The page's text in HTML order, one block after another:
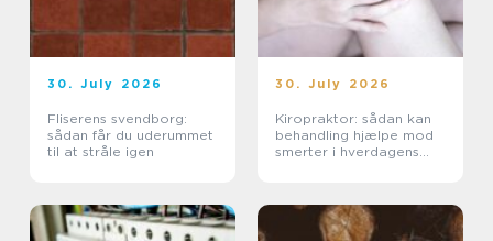
30. July 2026
Fliserens svendborg:
sådan får du uderummet
til at stråle igen
30. July 2026
Kiropraktor: sådan kan
behandling hjælpe mod
smerter i hverdagens